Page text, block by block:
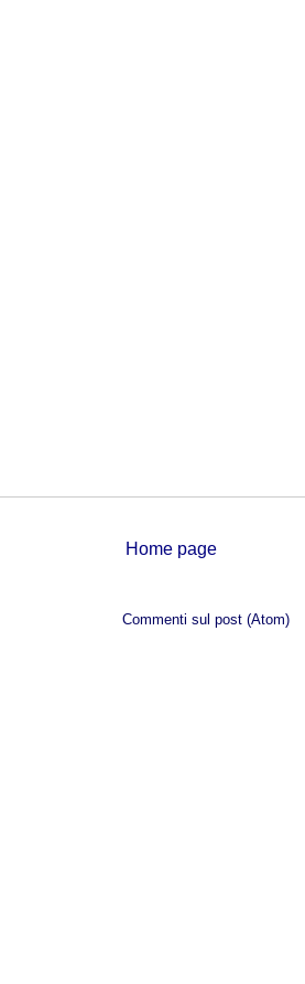
Home page
Commenti sul post (Atom)